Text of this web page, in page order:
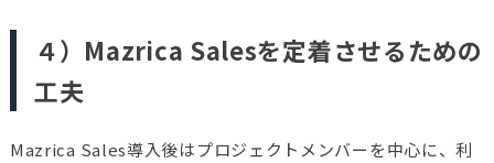
４）Mazrica Salesを定着させるための
工夫
Mazrica Sales導入後はプロジェクトメンバーを中心に、利